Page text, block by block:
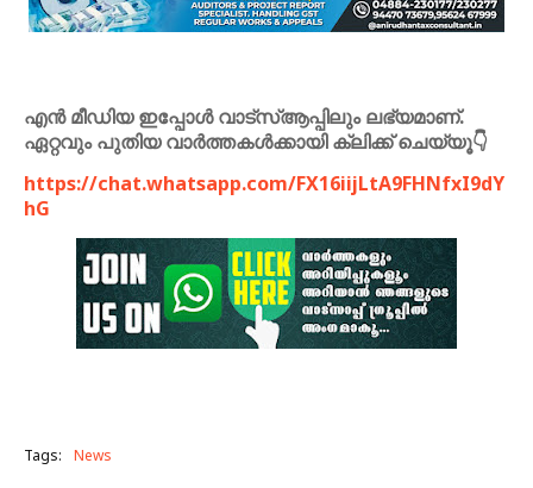
എൻ മീഡിയ ഇപ്പോൾ വാട്സ്ആപ്പിലും ലഭ്യമാണ്.
ഏറ്റവും പുതിയ വാർത്തകൾക്കായി ക്ലിക്ക് ചെയ്യൂ👇
https://chat.whatsapp.com/FX16iijLtA9FHNfxI9dY
hG
Tags: News